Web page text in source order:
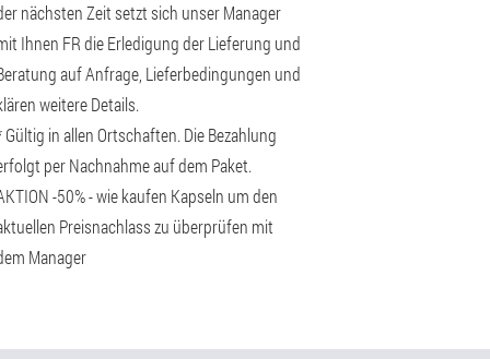
nächsten Zeit setzt sich unser Manager
Ihnen FR die Erledigung der Lieferung und
auf Anfrage, Lieferbedingungen und
weitere Details.
Gültig in allen Ortschaften. Die Bezahlung
per Nachnahme auf dem Paket.
-50% - wie kaufen Kapseln um den
Preisnachlass zu überprüfen mit
Manager